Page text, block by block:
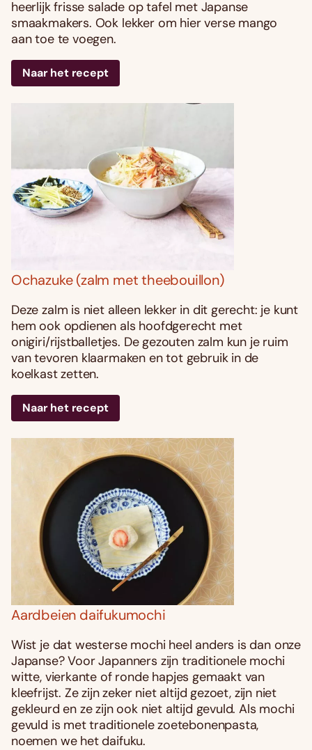
heerlijk frisse salade op tafel met Japanse
smaakmakers. Ook lekker om hier verse mango
aan toe te voegen.
Naar het recept
Ochazuke (zalm met theebouillon)
Deze zalm is niet alleen lekker in dit gerecht: je kunt
hem ook opdienen als hoofdgerecht met
onigiri/rijstballetjes. De gezouten zalm kun je ruim
van tevoren klaarmaken en tot gebruik in de
koelkast zetten.
Naar het recept
Aardbeien daifukumochi
Wist je dat westerse mochi heel anders is dan onze
Japanse? Voor Japanners zijn traditionele mochi
witte, vierkante of ronde hapjes gemaakt van
kleefrijst. Ze zijn zeker niet altijd gezoet, zijn niet
gekleurd en ze zijn ook niet altijd gevuld. Als mochi
gevuld is met traditionele zoetebonenpasta,
noemen we het daifuku.